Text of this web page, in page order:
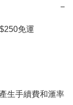
−
免運
生手續費和滙率